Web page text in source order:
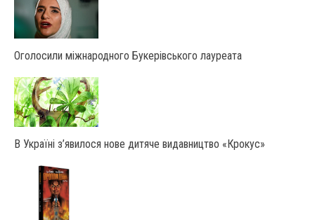
Оголосили міжнародного Букерівського лауреата
В Україні з’явилося нове дитяче видавництво «Крокус»